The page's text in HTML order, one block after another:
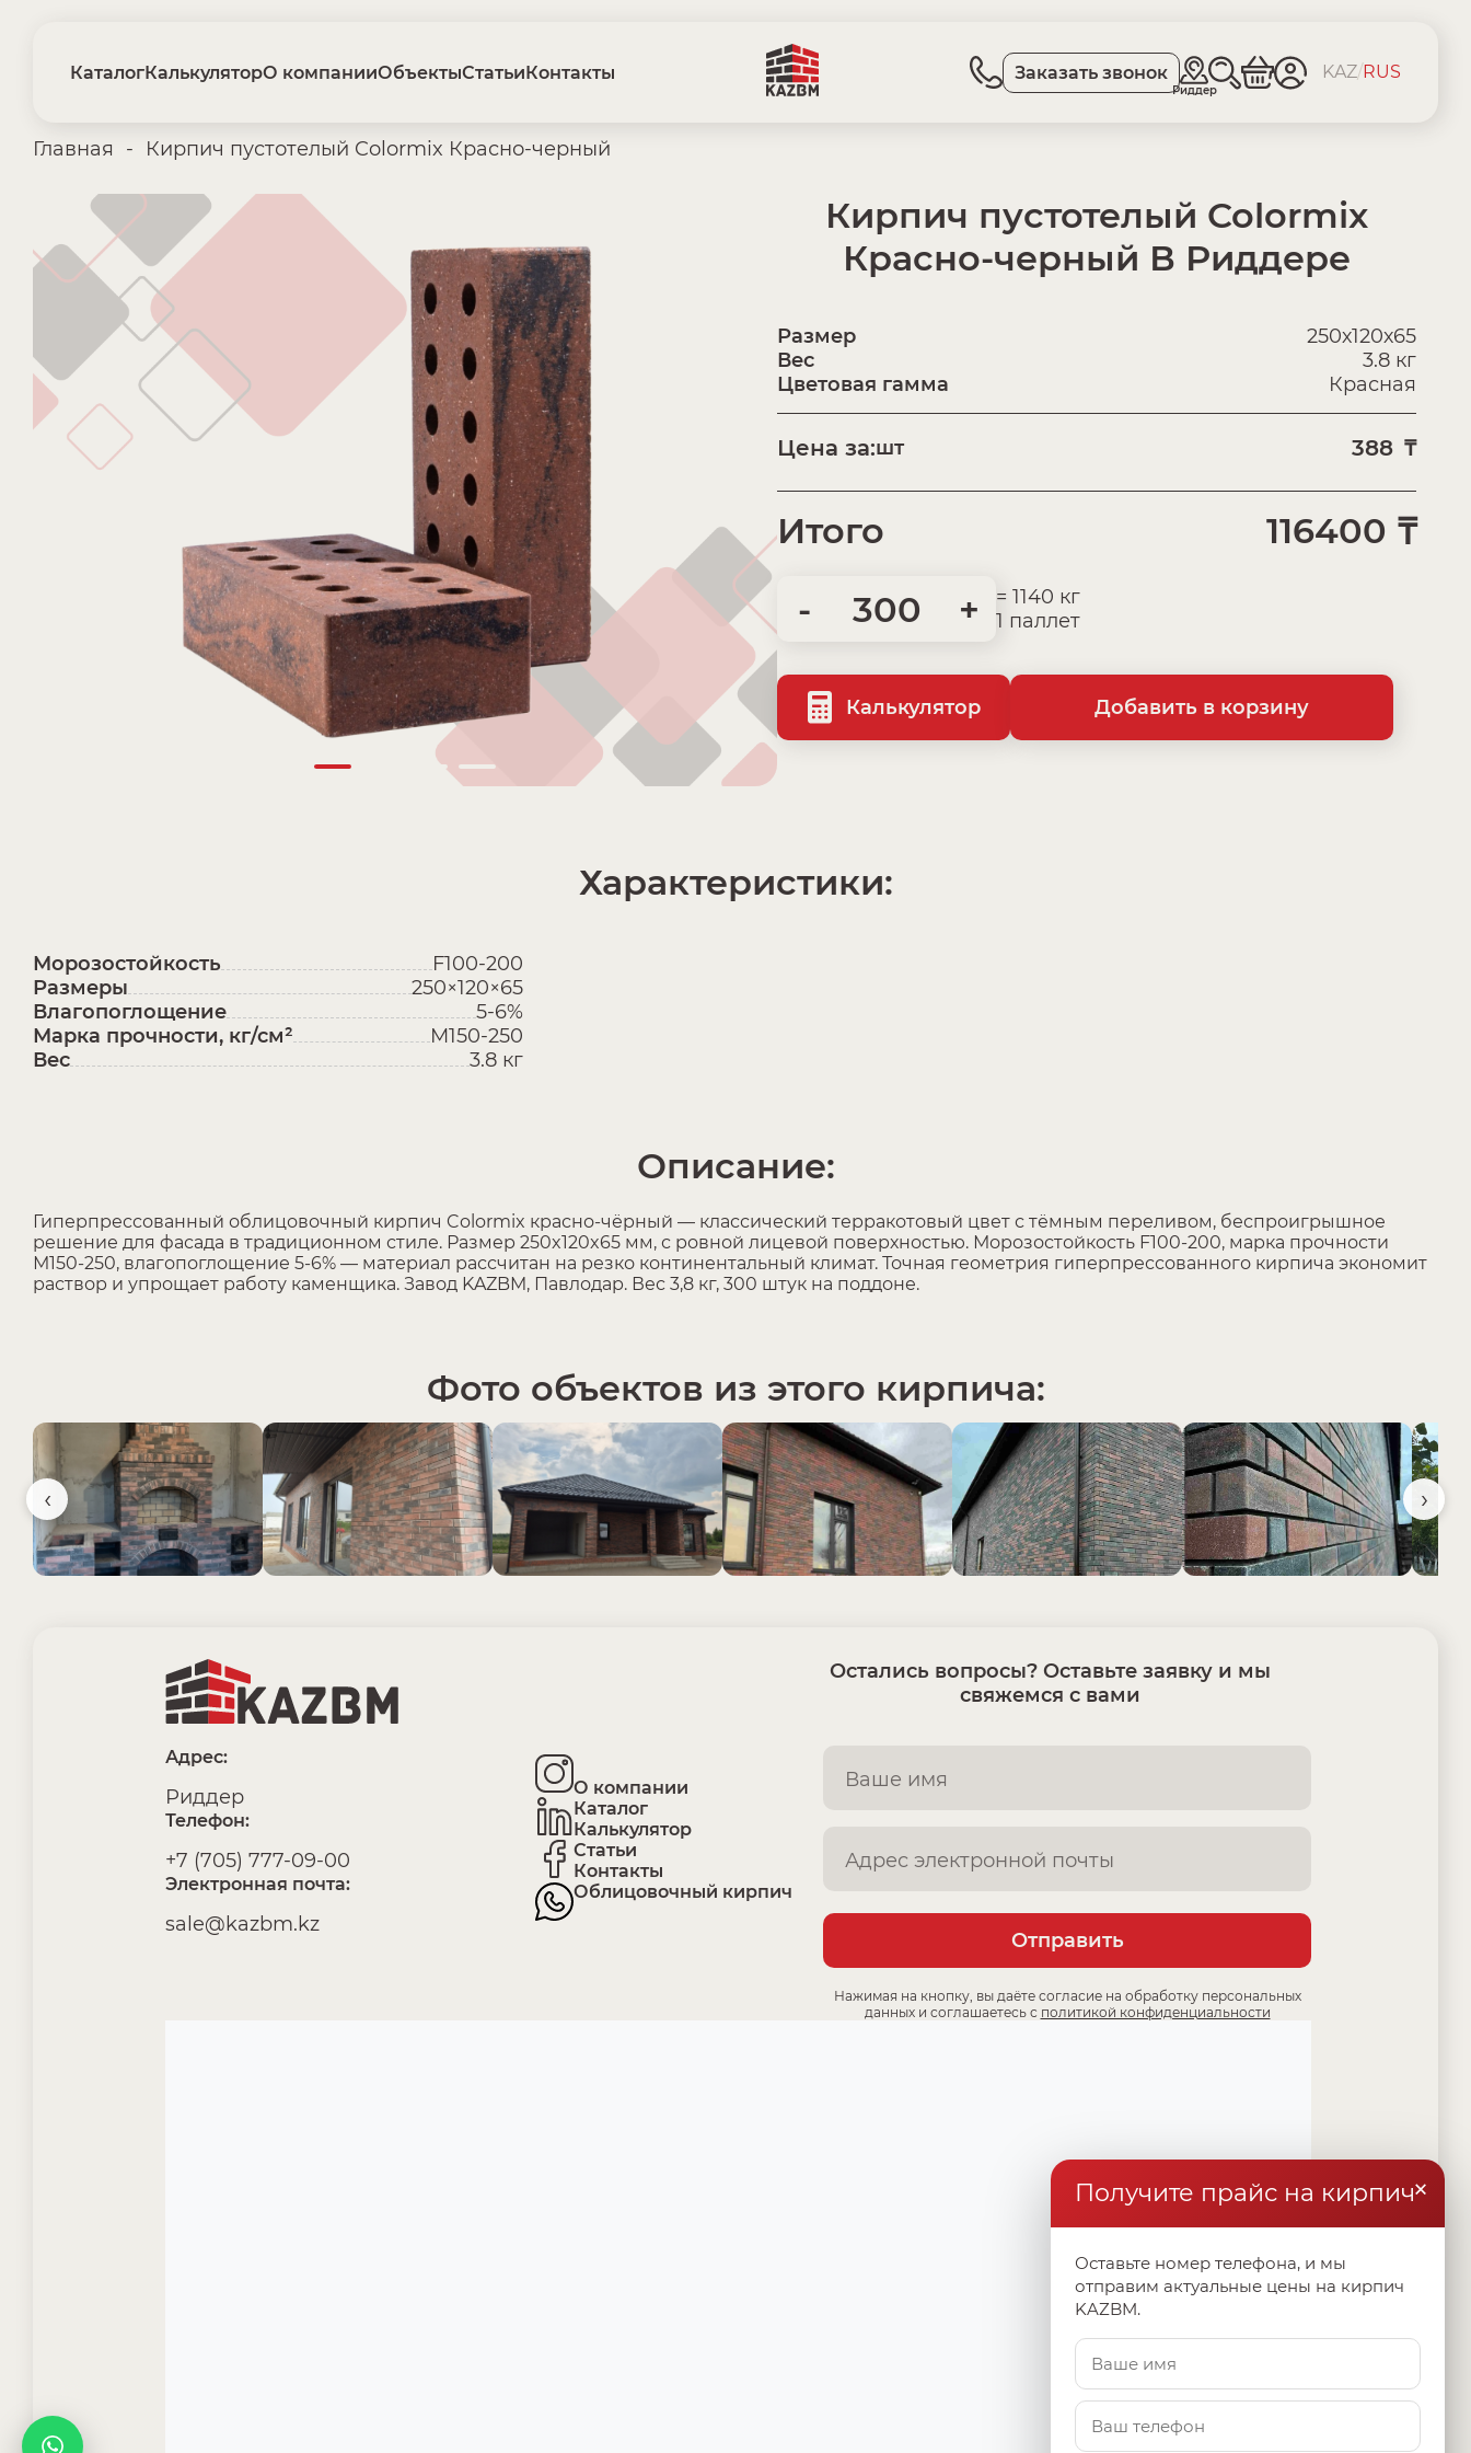
КаталогКалькуляторО компанииОбъектыСтатьиКонтакты Заказать звонок
Риддер
KAZ/RUS
Главная - Кирпич пустотелый Colormix Красно-черный
Кирпич пустотелый Colormix
Красно-черный В Риддере
Размер
250х120х65
Вес
3.8 кг
Цветовая гамма
Красная
Цена за:шт 388 ₸
Итого 116400 ₸
- +
= 1140 кг
1 паллет
Калькулятор Добавить в корзину
Характеристики:
Морозостойкость
F100-200
Размеры
250×120×65
Влагопоглощение
5-6%
Марка прочности, кг/см²
М150-250
Вес
3.8 кг
Описание:
Гиперпрессованный облицовочный кирпич Colormix красно-чёрный — классический терракотовый цвет с тёмным переливом, беспроигрышное
решение для фасада в традиционном стиле. Размер 250x120x65 мм, с ровной лицевой поверхностью. Морозостойкость F100-200, марка прочности
М150-250, влагопоглощение 5-6% — материал рассчитан на резко континентальный климат. Точная геометрия гиперпрессованного кирпича экономит
раствор и упрощает работу каменщика. Завод KAZBM, Павлодар. Вес 3,8 кг, 300 штук на поддоне.
Фото объектов из этого кирпича:
‹ ›
Адрес:
Риддер
Телефон:
+7 (705) 777-09-00
Электронная почта:
sale@kazbm.kz
О компании
Каталог
Калькулятор
Статьи
Контакты
Облицовочный кирпич
Остались вопросы? Оставьте заявку и мы
свяжемся с вами
Отправить
Нажимая на кнопку, вы даёте согласие на обработку персональных
данных и соглашаетесь с политикой конфиденциальности
×
Получите прайс на кирпич
Оставьте номер телефона, и мы
отправим актуальные цены на кирпич
KAZBM.